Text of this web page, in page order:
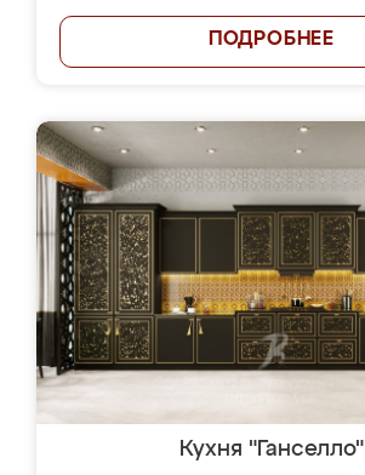
ПОДРОБНЕЕ
Кухня "Ганселло"